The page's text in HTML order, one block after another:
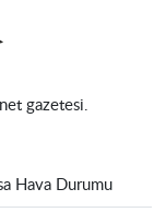
gazetesi.
Hava Durumu